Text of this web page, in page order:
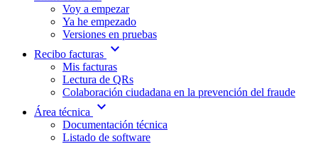
Voy a empezar
Ya he empezado
Versiones en pruebas
Recibo facturas expand_more
Mis facturas
Lectura de QRs
Colaboración ciudadana en la prevención del fraude
Área técnica
expand_more
Documentación técnica
Listado de software